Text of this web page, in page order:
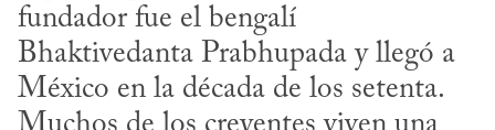
fundador fue el bengalí
Bhaktivedanta Prabhupada y llegó a
México en la década de los setenta.